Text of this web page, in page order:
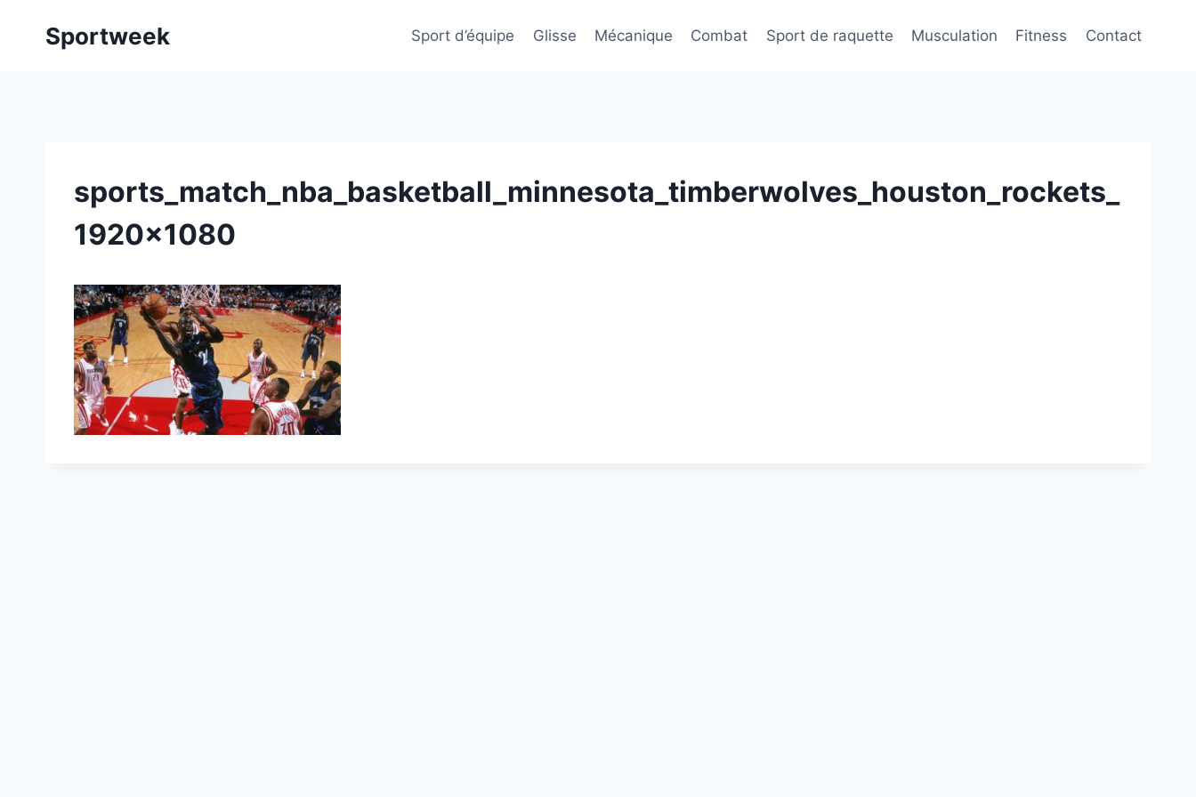
Sportweek Sport d’équipe Glisse Mécanique Combat Sport de raquette Musculation Fitness Contact
sports_match_nba_basketball_minnesota_timberwolves_houston_rockets_
1920x1080